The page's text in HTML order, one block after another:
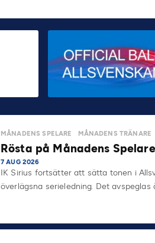
MÅNADENS SPELARE MÅNADENS TRÄNARE
Rösta på Månadens
7 AUG 2026
IK Sirius fortsätter att sätta tonen i
överlägsna serieledning. Det